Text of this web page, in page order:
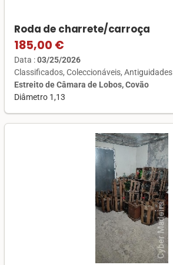
Roda de charrete/carroça
185,00 €
Data :03/25/2026
Classificados Coleccionáveis Antiguidades
Estreito de Câmara de Lobos, Covão
Diâmetro 1,13